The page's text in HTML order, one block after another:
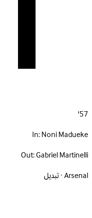
57'
In:Noni Madueke
Out:Gabriel Martinelli
Arsenal · تبديل